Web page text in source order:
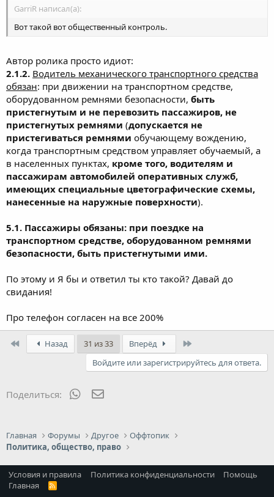
GarriR написал(а):
Вот такой вот общественный контроль.
Автор ролика просто идиот:
2.1.2. Водитель механического транспортного средства
обязан: при движении на транспортном средстве,
оборудованном ремнями безопасности, быть
пристегнутым и не перевозить пассажиров, не
пристегнутых ремнями (допускается не
пристегиваться ремнями обучающему вождению,
когда транспортным средством управляет обучаемый, а
в населенных пунктах, кроме того, водителям и
пассажирам автомобилей оперативных служб,
имеющих специальные цветографические схемы,
нанесенные на наружные поверхности).
5.1. Пассажиры обязаны: при поездке на
транспортном средстве, оборудованном ремнями
безопасности, быть пристегнутыми ими.
По этому и Я бы и ответил ты кто такой? Давай до
свидания!
Про телефон согласен на все 200%
Назад 31 из 33 Вперёд
Войдите или зарегистрируйтесь для ответа.
Поделиться: WhatsApp
Главная Форумы Другое
Оффтопик
Политика, общество, право
Условия и правила Политика конфиденциальности
Помощь
Главная
R